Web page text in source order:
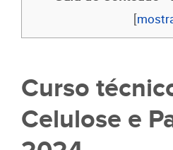
[
Curso
Celulose e